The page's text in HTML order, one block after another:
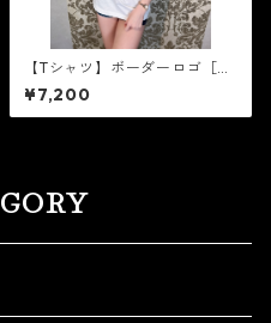
【Tシャツ】ボーダーロゴ［ゴ
ールドラメ］
¥7,200